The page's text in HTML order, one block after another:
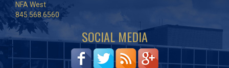
NFA West
845.568.6560
SOCIAL MEDIA